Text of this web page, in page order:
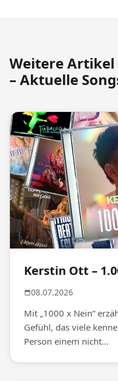
Weitere Artikel
– Aktuelle
Kerstin Ott –
08.07.2026
Mit „1000 x Nein“
Gefühl, das viele
Person einem nicht...